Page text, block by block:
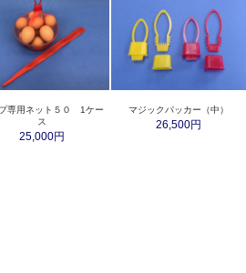
専用ネット５０ 1ケー
ス
25,000円
マジックパッカー（中）
26,500円